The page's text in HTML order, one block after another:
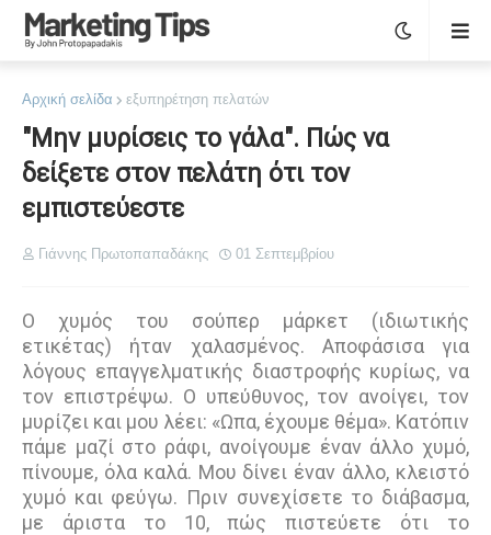
Αρχική σελίδα εξυπηρέτηση πελατών
"Μην μυρίσεις το γάλα". Πώς να
δείξετε στον πελάτη ότι τον
εμπιστεύεστε
Γιάννης Πρωτοπαπαδάκης 01 Σεπτεμβρίου
Ο χυμός του σούπερ μάρκετ (ιδιωτικής
ετικέτας) ήταν χαλασμένος. Αποφάσισα για
λόγους επαγγελματικής διαστροφής κυρίως, να
τον επιστρέψω. Ο υπεύθυνος, τον ανοίγει, τον
μυρίζει και μου λέει: «Ωπα, έχουμε θέμα». Κατόπιν
πάμε μαζί στο ράφι, ανοίγουμε έναν άλλο χυμό,
πίνουμε, όλα καλά. Μου δίνει έναν άλλο, κλειστό
χυμό και φεύγω. Πριν συνεχίσετε το διάβασμα,
με άριστα το 10, πώς πιστεύετε ότι το